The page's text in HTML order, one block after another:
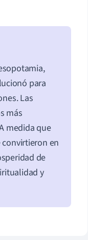
para
Las
más
medida que
en
de
y